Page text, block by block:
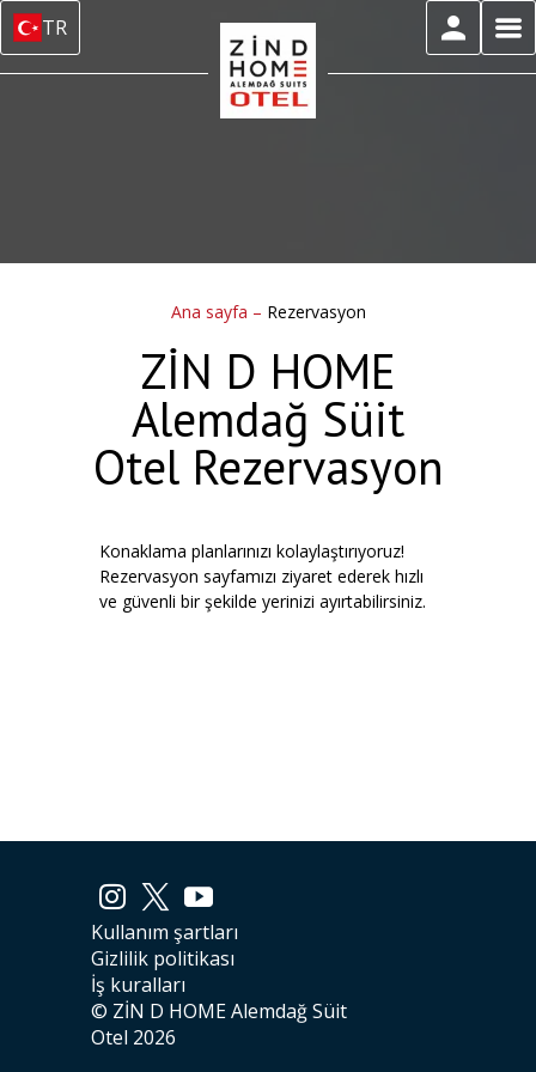
TR
Ana sayfa – Rezervasyon
ZİN D HOME
Alemdağ Süit
Otel Rezervasyon
Konaklama planlarınızı kolaylaştırıyoruz!
Rezervasyon sayfamızı ziyaret ederek hızlı
ve güvenli bir şekilde yerinizi ayırtabilirsiniz.
© ZİN D HOME Alemdağ Süit
Otel 2026
Kullanım şartları
Gizlilik politikası
İş kuralları